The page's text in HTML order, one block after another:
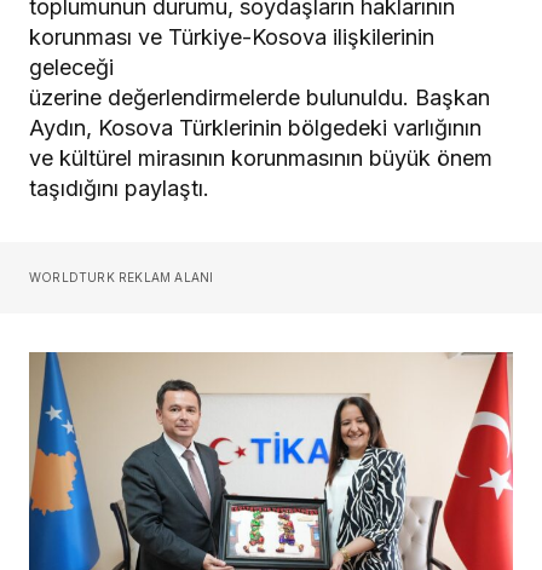
toplumunun durumu, soydaşların haklarının
korunması ve Türkiye-Kosova ilişkilerinin
geleceği
üzerine değerlendirmelerde bulunuldu. Başkan
Aydın, Kosova Türklerinin bölgedeki varlığının
ve kültürel mirasının korunmasının büyük önem
taşıdığını paylaştı.
WORLDTURK REKLAM ALANI